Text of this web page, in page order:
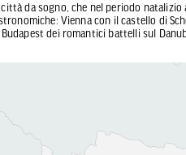
da sogno, che nel periodo
Vienna con il castello di
dei romantici battelli sul